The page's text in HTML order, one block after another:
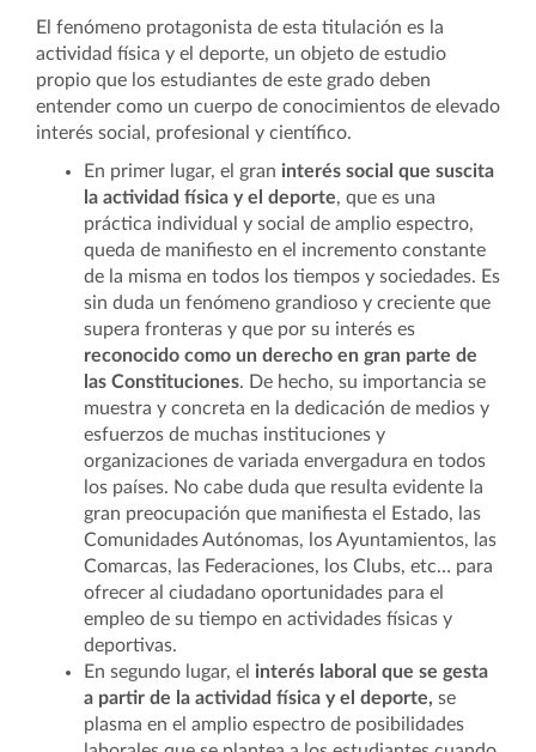
El fenómeno protagonista de esta titulación es la
actividad física y el deporte, un objeto de estudio
propio que los estudiantes de este grado deben
entender como un cuerpo de conocimientos de elevado
interés social, profesional y científico.
En primer lugar, el gran interés social que suscita
la actividad física y el deporte, que es una
práctica individual y social de amplio espectro,
queda de manifiesto en el incremento constante
de la misma en todos los tiempos y sociedades. Es
sin duda un fenómeno grandioso y creciente que
supera fronteras y que por su interés es
reconocido como un derecho en gran parte de
las Constituciones. De hecho, su importancia se
muestra y concreta en la dedicación de medios y
esfuerzos de muchas instituciones y
organizaciones de variada envergadura en todos
los países. No cabe duda que resulta evidente la
gran preocupación que manifiesta el Estado, las
Comunidades Autónomas, los Ayuntamientos, las
Comarcas, las Federaciones, los Clubs, etc… para
ofrecer al ciudadano oportunidades para el
empleo de su tiempo en actividades físicas y
deportivas.
En segundo lugar, el interés laboral que se gesta
a partir de la actividad física y el deporte, se
plasma en el amplio espectro de posibilidades